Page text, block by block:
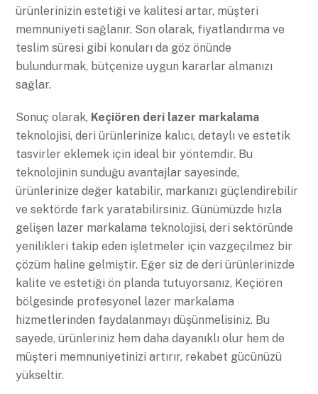
ürünlerinizin estetiği ve kalitesi artar, müşteri
memnuniyeti sağlanır. Son olarak, fiyatlandırma ve
teslim süresi gibi konuları da göz önünde
bulundurmak, bütçenize uygun kararlar almanızı
sağlar.
Sonuç olarak, Keçiören deri lazer markalama
teknolojisi, deri ürünlerinize kalıcı, detaylı ve estetik
tasvirler eklemek için ideal bir yöntemdir. Bu
teknolojinin sunduğu avantajlar sayesinde,
ürünlerinize değer katabilir, markanızı güçlendirebilir
ve sektörde fark yaratabilirsiniz. Günümüzde hızla
gelişen lazer markalama teknolojisi, deri sektöründe
yenilikleri takip eden işletmeler için vazgeçilmez bir
çözüm haline gelmiştir. Eğer siz de deri ürünlerinizde
kalite ve estetiği ön planda tutuyorsanız, Keçiören
bölgesinde profesyonel lazer markalama
hizmetlerinden faydalanmayı düşünmelisiniz. Bu
sayede, ürünleriniz hem daha dayanıklı olur hem de
müşteri memnuniyetinizi artırır, rekabet gücünüzü
yükseltir.